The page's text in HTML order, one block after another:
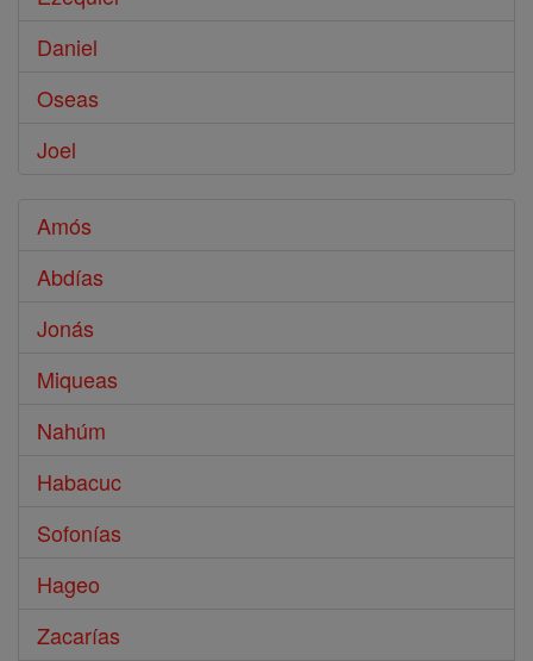
Daniel
Oseas
Joel
Amós
Abdías
Jonás
Miqueas
Nahúm
Habacuc
Sofonías
Hageo
Zacarías